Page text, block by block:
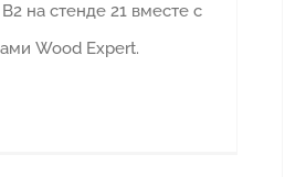
на стенде 21 вместе с
Wood Expert.